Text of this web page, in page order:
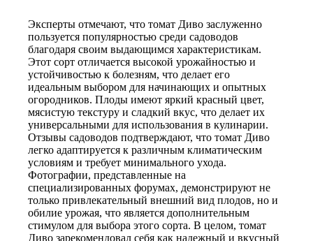
Эксперты отмечают, что томат Диво заслуженно
пользуется популярностью среди садоводов
благодаря своим выдающимся характеристикам.
Этот сорт отличается высокой урожайностью и
устойчивостью к болезням, что делает его
идеальным выбором для начинающих и опытных
огородников. Плоды имеют яркий красный цвет,
мясистую текстуру и сладкий вкус, что делает их
универсальными для использования в кулинарии.
Отзывы садоводов подтверждают, что томат Диво
легко адаптируется к различным климатическим
условиям и требует минимального ухода.
Фотографии, представленные на
специализированных форумах, демонстрируют не
только привлекательный внешний вид плодов, но и
обилие урожая, что является дополнительным
стимулом для выбора этого сорта. В целом, томат
Диво зарекомендовал себя как надежный и вкусный